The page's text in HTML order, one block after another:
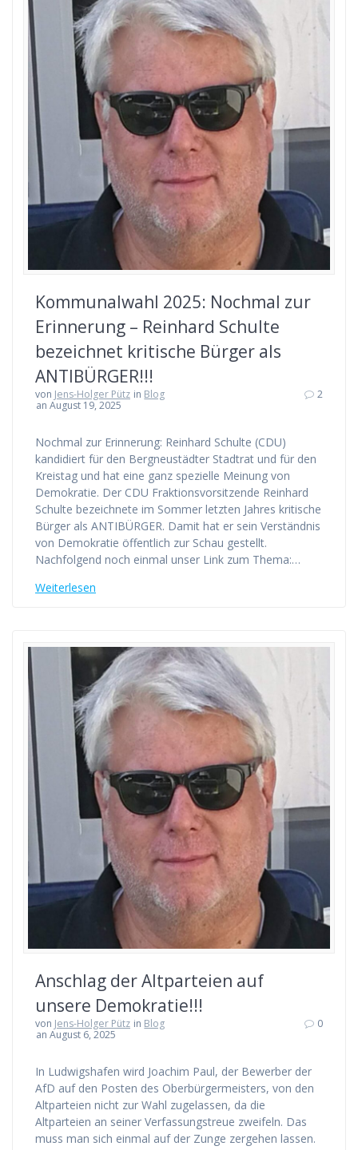
Kommunalwahl 2025: Nochmal zur
Erinnerung – Reinhard Schulte
bezeichnet kritische Bürger als
ANTIBÜRGER!!!
von Jens-Holger Pütz in Blog
an August 19, 2025
2
Nochmal zur Erinnerung: Reinhard Schulte (CDU)
kandidiert für den Bergneustädter Stadtrat und für den
Kreistag und hat eine ganz spezielle Meinung von
Demokratie. Der CDU Fraktionsvorsitzende Reinhard
Schulte bezeichnete im Sommer letzten Jahres kritische
Bürger als ANTIBÜRGER. Damit hat er sein Verständnis
von Demokratie öffentlich zur Schau gestellt.
Nachfolgend noch einmal unser Link zum Thema:…
Weiterlesen
Anschlag der Altparteien auf
unsere Demokratie!!!
von Jens-Holger Pütz in Blog
an August 6, 2025
0
In Ludwigshafen wird Joachim Paul, der Bewerber der
AfD auf den Posten des Oberbürgermeisters, von den
Altparteien nicht zur Wahl zugelassen, da die
Altparteien an seiner Verfassungstreue zweifeln. Das
muss man sich einmal auf der Zunge zergehen lassen.